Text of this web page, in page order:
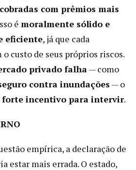
com prêmios mais
é moralmente sólido e
eficiente, já que cada
o custo de seus próprios riscos.
privado falha— como
contra inundações — o
forte incentivo para intervir.
empírica, a declaração de
estar mais errada. O estado,